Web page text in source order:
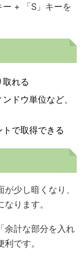
+ 「S」キーを
取れる
ドウ単位など、
で取得できる
少し暗くなり、
ります。
余計な部分を入れ
です。